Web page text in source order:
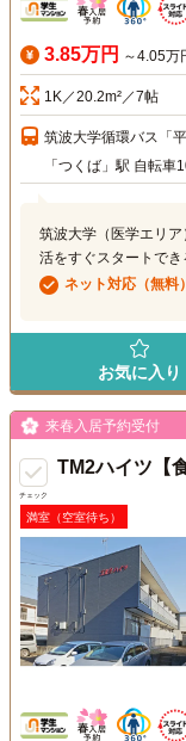
3.85万円 ～4.05万
1K／20.2m²／7帖
筑波大学循環バス「
「つくば」駅 自転車
筑波大学（医学エリ
活をすぐスタートで
ネット対応（無料
お気に入り
チェック
来春入居予約受付
TM2ハイツ【
満室（空室待ち）